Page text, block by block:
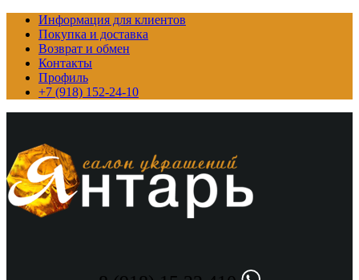
Информация для клиентов
Покупка и доставка
Возврат и обмен
Контакты
Профиль
+7 (918) 152-24-10